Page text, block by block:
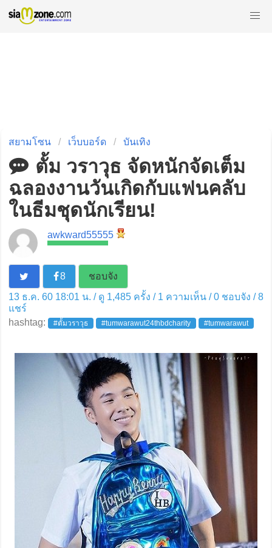
สยามโซน เว็บบอร์ด บันเทิง
ตั้ม วราวุธ จัดหนักจัดเต็ม
ฉลองงานวันเกิดกับแฟนคลับ
ในธีมชุดนักเรียน!
awkward55555
8
ชอบจัง
13 ธ.ค. 60 18:01 น. / ดู 1,485 ครั้ง / 1 ความเห็น /0ชอบจัง /8
แชร์
hashtag:
#ตั้มวราวุธ #tumwarawut24thbdcharity #tumwarawut